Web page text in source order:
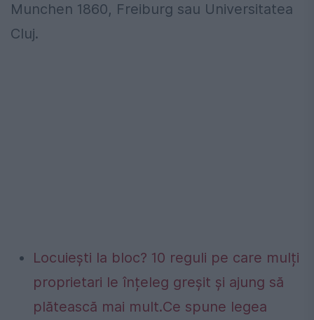
Munchen 1860, Freiburg sau Universitatea
Cluj.
Locuiești la bloc? 10 reguli pe care mulți
proprietari le înțeleg greșit și ajung să
plătească mai mult.Ce spune legea